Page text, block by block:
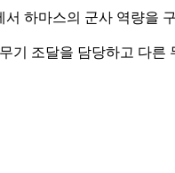
하마스의 군사 역량을
기 조달을 담당하고 다